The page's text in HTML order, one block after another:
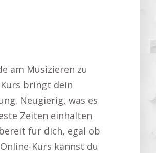
am Musizieren zu
bringt dein
Neugierig, was es
Zeiten einhalten
für dich, egal ob
Kurs kannst du